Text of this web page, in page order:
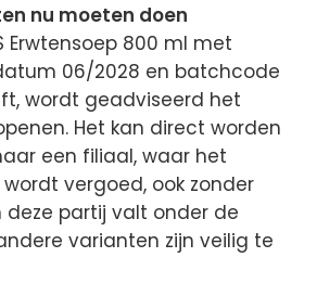
nu moeten doen
Erwtensoep 800 ml met
06/2028 en batchcode
wordt geadviseerd het
Het kan direct worden
een filiaal, waar het
vergoed, ook zonder
deze partij valt onder de
varianten zijn veilig te